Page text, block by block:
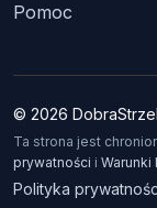
Pomoc
© 2026
Ta strona jest
prywatności i Warunki
Polityka